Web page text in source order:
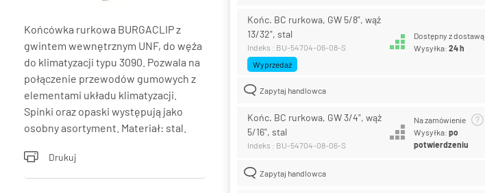
Końcówka rurkowa BURGACLIP z
gwintem wewnętrznym UNF, do węża
do klimatyzacji typu 3090. Pozwala na
połączenie przewodów gumowych z
elementami układu klimatyzacji.
Spinki oraz opaski występują jako
osobny asortyment. Materiał: stal.
Drukuj
Końc. BC rurkowa, GW 5/8", wąż
13/32", stal
Indeks : BU-54704-06-08-S
Wyprzedaż
Dostępny z dostawą
Wysyłka:24 h
Zapytaj handlowca
Końc. BC rurkowa, GW 3/4", wąż
5/16", stal
Indeks : BU-54704-08-06-S
Na zamówienie
Wysyłka:po
potwierdzeniu
Zapytaj handlowca